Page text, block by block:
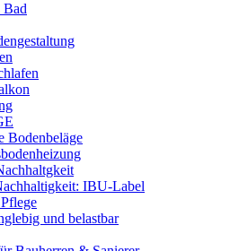
Bad
Bodenbeläge
IBU-Label
und belastbar